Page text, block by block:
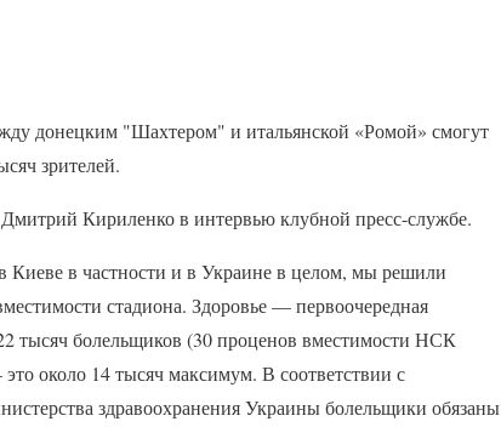
донецким "Шахтером" и итальянской «Ромой» смогут
зрителей.
Кириленко в интервью клубной пресс-службе.
Киеве в частности и в Украине в целом, мы решили
стадиона. Здоровье — первоочередная
тысяч болельщиков (30 проценов вместимости НСК
около 14 тысяч максимум. В соответствии с
здравоохранения Украины болельщики обязаны